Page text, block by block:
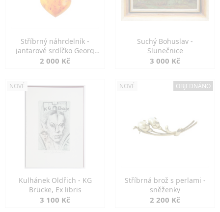
Stříbrný náhrdelník -
jantarové srdíčko Georg
Kramer
2 000 Kč
Suchý Bohuslav -
Slunečnice
3 000 Kč
NOVÉ
Kulhánek Oldřich - KG
Brücke, Ex libris
3 100 Kč
NOVÉ OBJEDNÁNO
Stříbrná brož s perlami -
sněženky
2 200 Kč